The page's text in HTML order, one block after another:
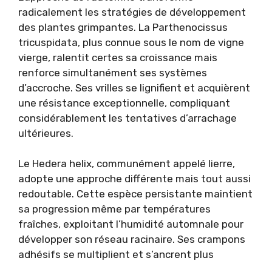
radicalement les stratégies de développement
des plantes grimpantes. La Parthenocissus
tricuspidata, plus connue sous le nom de vigne
vierge, ralentit certes sa croissance mais
renforce simultanément ses systèmes
d’accroche. Ses vrilles se lignifient et acquièrent
une résistance exceptionnelle, compliquant
considérablement les tentatives d’arrachage
ultérieures.
Le Hedera helix, communément appelé lierre,
adopte une approche différente mais tout aussi
redoutable. Cette espèce persistante maintient
sa progression même par températures
fraîches, exploitant l’humidité automnale pour
développer son réseau racinaire. Ses crampons
adhésifs se multiplient et s’ancrent plus